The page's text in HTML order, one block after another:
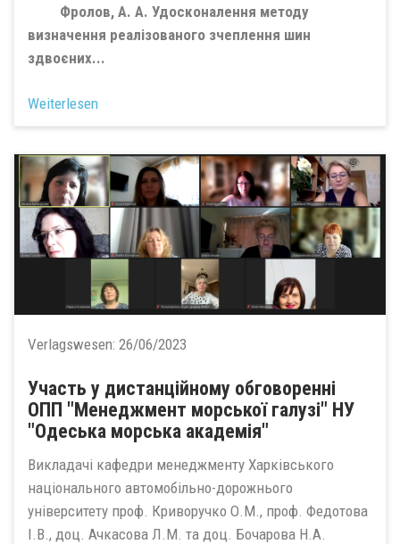
Фролов, А. А. Удосконалення методу
визначення реалізованого зчеплення шин
здвоєних...
Weiterlesen
Verlagswesen: 26/06/2023
Участь у дистанційному обговоренні
ОПП "Менеджмент морської галузі" НУ
"Одеська морська академія"
Викладачі кафедри менеджменту Харківського
національного автомобільно-дорожнього
університету проф. Криворучко О.М., проф. Федотова
І.В., доц. Ачкасова Л.М. та доц. Бочарова Н.А.